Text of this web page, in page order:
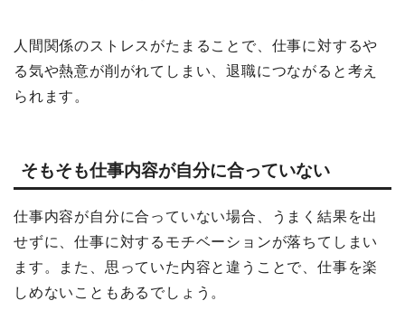
人間関係のストレスがたまることで、仕事に対するや
る気や熱意が削がれてしまい、退職につながると考え
られます。
そもそも仕事内容が自分に合っていない
仕事内容が自分に合っていない場合、うまく結果を出
せずに、仕事に対するモチベーションが落ちてしまい
ます。また、思っていた内容と違うことで、仕事を楽
しめないこともあるでしょう。